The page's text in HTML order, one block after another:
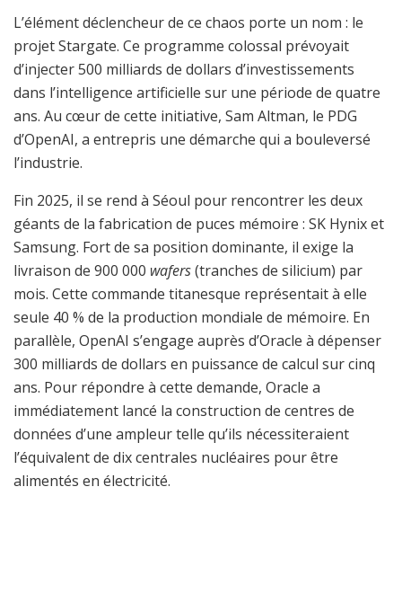
L’élément déclencheur de ce chaos porte un nom : le
projet Stargate. Ce programme colossal prévoyait
d’injecter 500 milliards de dollars d’investissements
dans l’intelligence artificielle sur une période de quatre
ans. Au cœur de cette initiative, Sam Altman, le PDG
d’OpenAI, a entrepris une démarche qui a bouleversé
l’industrie.
Fin 2025, il se rend à Séoul pour rencontrer les deux
géants de la fabrication de puces mémoire : SK Hynix et
Samsung. Fort de sa position dominante, il exige la
livraison de 900 000 wafers(tranches de silicium) par
mois. Cette commande titanesque représentait à elle
seule 40 % de la production mondiale de mémoire. En
parallèle, OpenAI s’engage auprès d’Oracle à dépenser
300 milliards de dollars en puissance de calcul sur cinq
ans. Pour répondre à cette demande, Oracle a
immédiatement lancé la construction de centres de
données d’une ampleur telle qu’ils nécessiteraient
l’équivalent de dix centrales nucléaires pour être
alimentés en électricité.